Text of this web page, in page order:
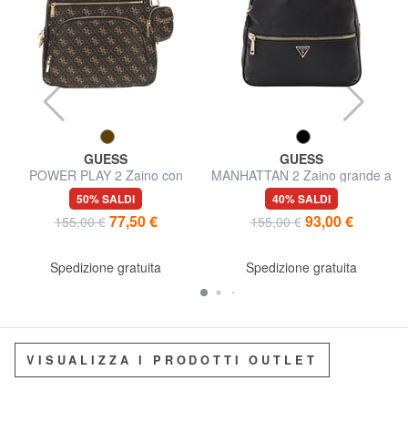
GUESS
POWER PLAY 2 Zaino con
tasca e pouch
50% SALDI
155,00 € 77,50 €
Spedizione gratuita
GUESS
MANHATTAN 2 Zaino grande a
2 scomparti
40% SALDI
155,00 € 93,00 €
Spedizione gratuita
VISUALIZZA I PRODOTTI OUTLET